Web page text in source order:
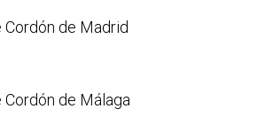
Cordón de Madrid
Cordón de Málaga